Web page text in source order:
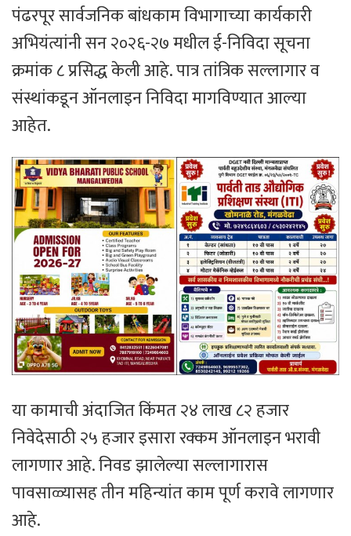
पंढरपूर सार्वजनिक बांधकाम विभागाच्या कार्यकारी
अभियंत्यांनी सन २०२६-२७ मधील ई-निविदा सूचना
क्रमांक ८ प्रसिद्ध केली आहे. पात्र तांत्रिक सल्लागार व
संस्थांकडून ऑनलाइन निविदा मागविण्यात आल्या
आहेत.
या कामाची अंदाजित किंमत २४ लाख ८२ हजार
निवेदेसाठी २५ हजार इसारा रक्कम ऑनलाइन भरावी
लागणार आहे. निवड झालेल्या सल्लागारास
पावसाळ्यासह तीन महिन्यांत काम पूर्ण करावे लागणार
आहे.